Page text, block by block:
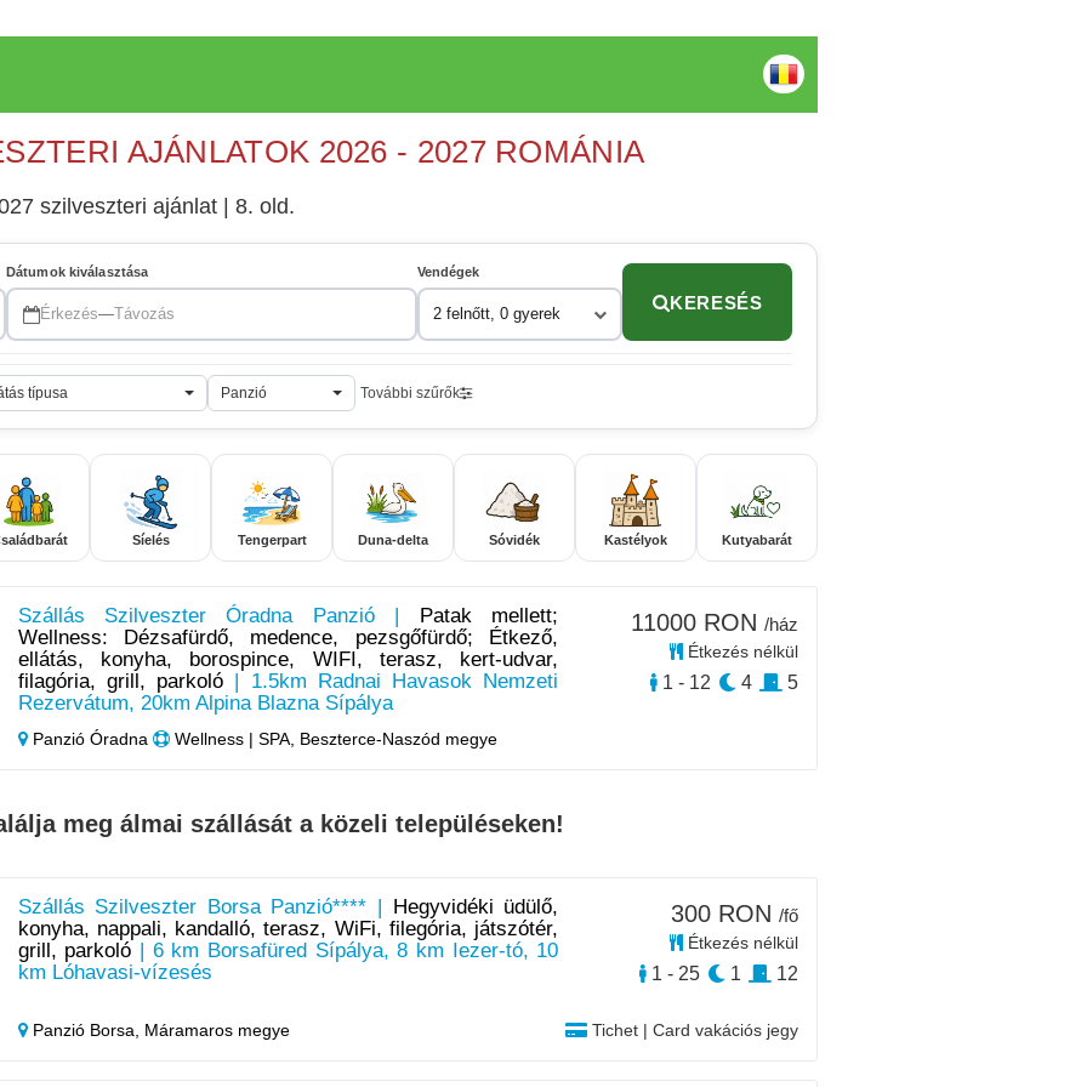
AJÁNLATOK 2026 - 2027 ROMÁNIA
szilveszteri ajánlat | 8. old.
Dátumok kiválasztása
Érkezés—Távozás
Vendégek
2 felnőtt, 0 gyerek
KERESÉS
típusa Panzió További szűrők
Síelés Tengerpart Duna-delta Sóvidék Kastélyok Kutyabarát
Szállás Szilveszter Óradna Panzió |
Patak mellett;
Wellness: Dézsafürdő, medence, pezsgőfürdő; Étkező,
ellátás, konyha, borospince, WIFI, terasz, kert-udvar,
filagória, grill, parkoló | 1.5km Radnai Havasok Nemzeti
Rezervátum, 20km Alpina Blazna Sípálya
Panzió Óradna Wellness | SPA, Beszterce-Naszód megye
11000 RON /ház
Étkezés nélkül
1 - 12 4 5
meg álmai szállását a közeli településeken!
Szállás Szilveszter Borsa Panzió**** |
Hegyvidéki üdülő,
konyha, nappali, kandalló, terasz, WiFi, filegória, játszótér,
grill, parkoló | 6 km Borsafüred Sípálya, 8 km Iezer-tó, 10
km Lóhavasi-vízesés
Panzió Borsa, Máramaros megye Tichet | Card vakációs jegy
300 RON /fő
Étkezés nélkül
1 - 25 1 12